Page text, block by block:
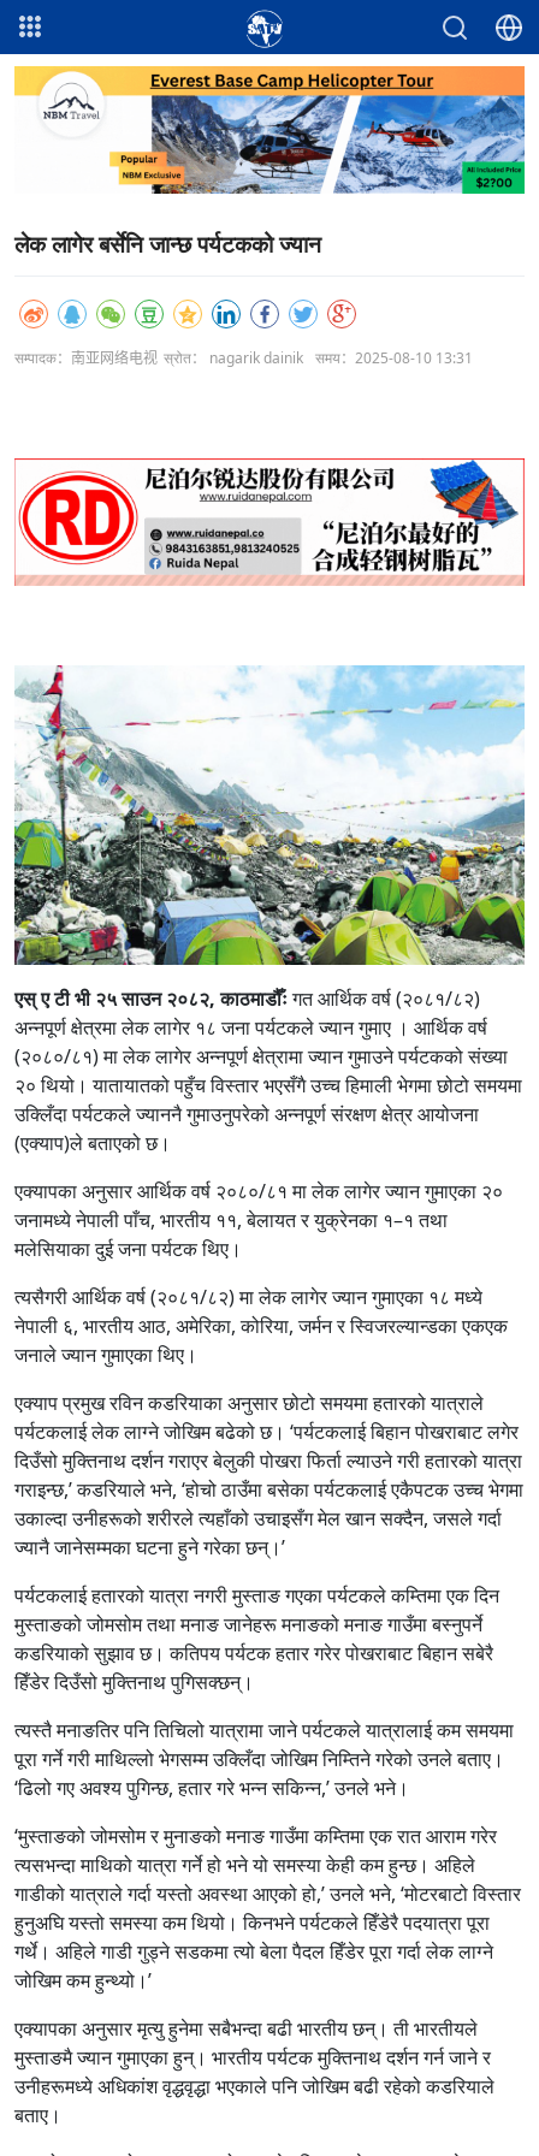
लेक लागेर बर्सेनि जान्छ पर्यटकको ज्यान
सम्पादक：南亚网络电视 स्रोत： nagarik dainik समय：2025-08-10 13:31
एस् ए टी भी २५ साउन २०८२, काठमाडौँःगत आर्थिक वर्ष (२०८१/८२)
अन्नपूर्ण क्षेत्रमा लेक लागेर १८ जना पर्यटकले ज्यान गुमाए । आर्थिक वर्ष
(२०८०/८१) मा लेक लागेर अन्नपूर्ण क्षेत्रामा ज्यान गुमाउने पर्यटकको संख्या
२० थियो। यातायातको पहुँच विस्तार भएसँगै उच्च हिमाली भेगमा छोटो समयमा
उक्लिँदा पर्यटकले ज्याननै गुमाउनुपरेको अन्नपूर्ण संरक्षण क्षेत्र आयोजना
(एक्याप)ले बताएको छ।
एक्यापका अनुसार आर्थिक वर्ष २०८०/८१ मा लेक लागेर ज्यान गुमाएका २०
जनामध्ये नेपाली पाँच, भारतीय ११, बेलायत र युक्रेनका १–१ तथा
मलेसियाका दुई जना पर्यटक थिए।
त्यसैगरी आर्थिक वर्ष (२०८१/८२) मा लेक लागेर ज्यान गुमाएका १८ मध्ये
नेपाली ६, भारतीय आठ, अमेरिका, कोरिया, जर्मन र स्विजरल्यान्डका एकएक
जनाले ज्यान गुमाएका थिए।
एक्याप प्रमुख रविन कडरियाका अनुसार छोटो समयमा हतारको यात्राले
पर्यटकलाई लेक लाग्ने जोखिम बढेको छ। ‘पर्यटकलाई बिहान पोखराबाट लगेर
दिउँसो मुक्तिनाथ दर्शन गराएर बेलुकी पोखरा फिर्ता ल्याउने गरी हतारको यात्रा
गराइन्छ,’ कडरियाले भने, ‘होचो ठाउँमा बसेका पर्यटकलाई एकैपटक उच्च भेगमा
उकाल्दा उनीहरूको शरीरले त्यहाँको उचाइसँग मेल खान सक्दैन, जसले गर्दा
ज्यानै जानेसम्मका घटना हुने गरेका छन्।’
पर्यटकलाई हतारको यात्रा नगरी मुस्ताङ गएका पर्यटकले कम्तिमा एक दिन
मुस्ताङको जोमसोम तथा मनाङ जानेहरू मनाङको मनाङ गाउँमा बस्नुपर्ने
कडरियाको सुझाव छ। कतिपय पर्यटक हतार गरेर पोखराबाट बिहान सबेरै
हिँडेर दिउँसो मुक्तिनाथ पुगिसक्छन्।
त्यस्तै मनाङतिर पनि तिचिलो यात्रामा जाने पर्यटकले यात्रालाई कम समयमा
पूरा गर्ने गरी माथिल्लो भेगसम्म उक्लिँदा जोखिम निम्तिने गरेको उनले बताए।
‘ढिलो गए अवश्य पुगिन्छ, हतार गरे भन्न सकिन्न,’ उनले भने।
‘मुस्ताङको जोमसोम र मुनाङको मनाङ गाउँमा कम्तिमा एक रात आराम गरेर
त्यसभन्दा माथिको यात्रा गर्ने हो भने यो समस्या केही कम हुन्छ। अहिले
गाडीको यात्राले गर्दा यस्तो अवस्था आएको हो,’ उनले भने, ‘मोटरबाटो विस्तार
हुनुअघि यस्तो समस्या कम थियो। किनभने पर्यटकले हिँडेरै पदयात्रा पूरा
गर्थे। अहिले गाडी गुड्ने सडकमा त्यो बेला पैदल हिँडेर पूरा गर्दा लेक लाग्ने
जोखिम कम हुन्थ्यो।’
एक्यापका अनुसार मृत्यु हुनेमा सबैभन्दा बढी भारतीय छन्। ती भारतीयले
मुस्ताङमै ज्यान गुमाएका हुन्। भारतीय पर्यटक मुक्तिनाथ दर्शन गर्न जाने र
उनीहरूमध्ये अधिकांश वृद्धवृद्धा भएकाले पनि जोखिम बढी रहेको कडरियाले
बताए।